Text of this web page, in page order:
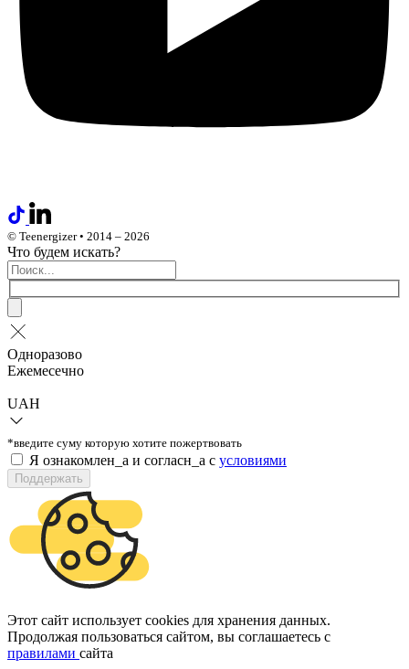
© Teenergizer • 2014 – 2026
Что будем искать?
Одноразово
Ежемесечно
UAH
*введите суму которую хотите пожертвовать
Я ознакомлен_а и согласн_а c условиями
Поддержать
Этот сайт использует cookies для хранения данных.
Продолжая пользоваться сайтом, вы соглашаетесь с
правилами сайта